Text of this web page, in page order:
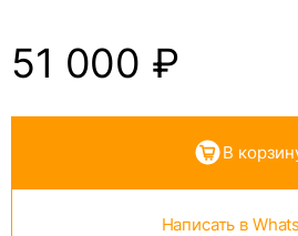
51 000 ₽
В
Написать в